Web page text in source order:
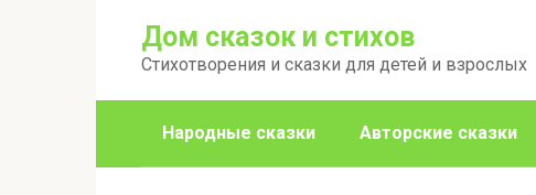
Дом сказок и стихов
Стихотворения и сказки для детей и взрослых
Народные сказки Авторские сказки